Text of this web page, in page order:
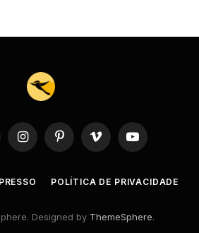
InstagramPinterestVimeo YouTube
POLÍTICA DE PRIVACIDADE
Designed by ThemeSphere.